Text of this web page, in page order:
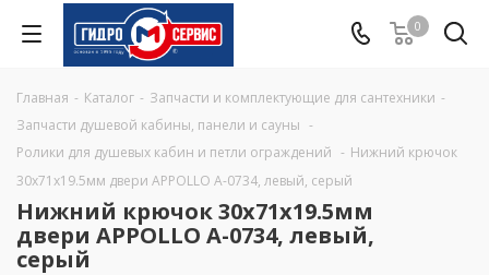
0
Главная - Каталог - Запчасти и комплектующие для сантехники -
Запчасти душевой кабины, панели и сауны -
Ролики для душевых кабин и петли ограждений - Нижний крючок
30х71х19.5мм двери APPOLLO A-0734, левый, серый
Нижний крючок 30х71х19.5мм
двери APPOLLO A-0734, левый,
серый